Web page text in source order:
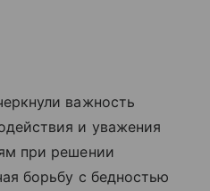
важность
и уважения
при решении
борьбу с бедностью